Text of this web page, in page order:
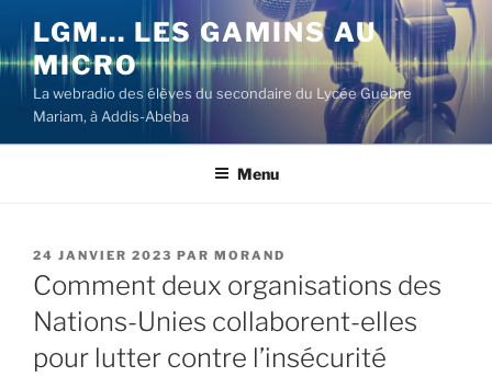
contenu
principal
LGM… LES GAMINS AU
MICRO
La webradio des élèves du secondaire du Lycée Guebre
Mariam, à Addis-Abeba
Menu
PUBLIÉ
LE
24 JANVIER 2023 PAR MORAND
Comment deux organisations des
Nations-Unies collaborent-elles
pour lutter contre l’insécurité